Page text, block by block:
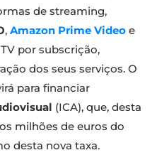
de streaming,
, Amazon Prime Video e
por subscrição,
dos seus serviços. O
para financiar
(ICA), que, desta
milhões de euros do
desta nova taxa.